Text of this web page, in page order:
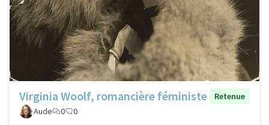
Virginia Woolf, romancière féministe
Retenue
Aude
0 0